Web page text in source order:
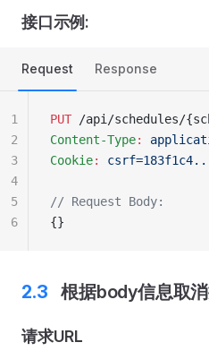
接口示例:
Request Response
PUT /api/schedules/
Content-Type:
Cookie:
// Request Body:
{}
1
2
3
4
5
6
根据body信息取
请求URL